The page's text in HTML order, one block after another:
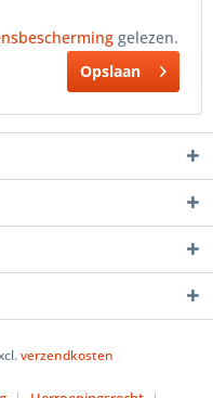
gelezen.
Opslaan
verzendkosten